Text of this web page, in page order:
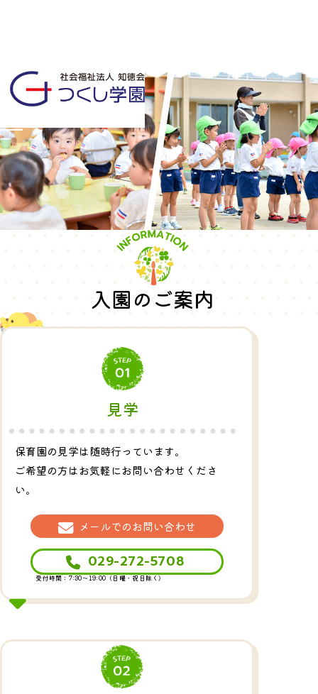
入園のご案内
見学
保育園の見学は随時行っています。
ご希望の方はお気軽にお問い合わせくださ
い。
メールでのお問い合わせ
029-272-5708
受付時間：7:30～19:00（日曜・祝日除く）